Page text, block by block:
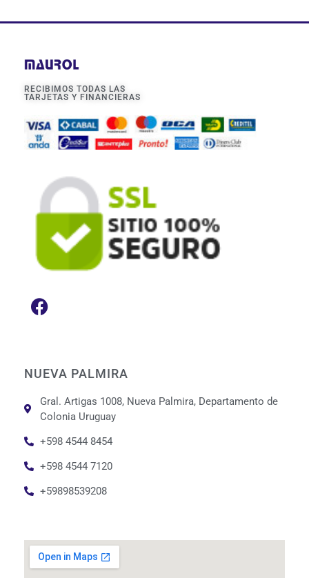
RECIBIMOS TODAS LAS
TARJETAS Y FINANCIERAS
NUEVA PALMIRA
Gral. Artigas 1008, Nueva Palmira, Departamento de
Colonia Uruguay
+598 4544 8454
+598 4544 7120
+59898539208